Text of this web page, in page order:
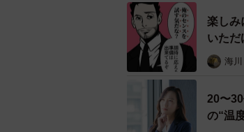
と妻も好きになり、2
1歳を過ぎた娘がいる
手紙つきの愛夫弁当
た、なんとも乙女チ
いう思いがほとばし
楽し
いた
画】
海川
20〜
の“温